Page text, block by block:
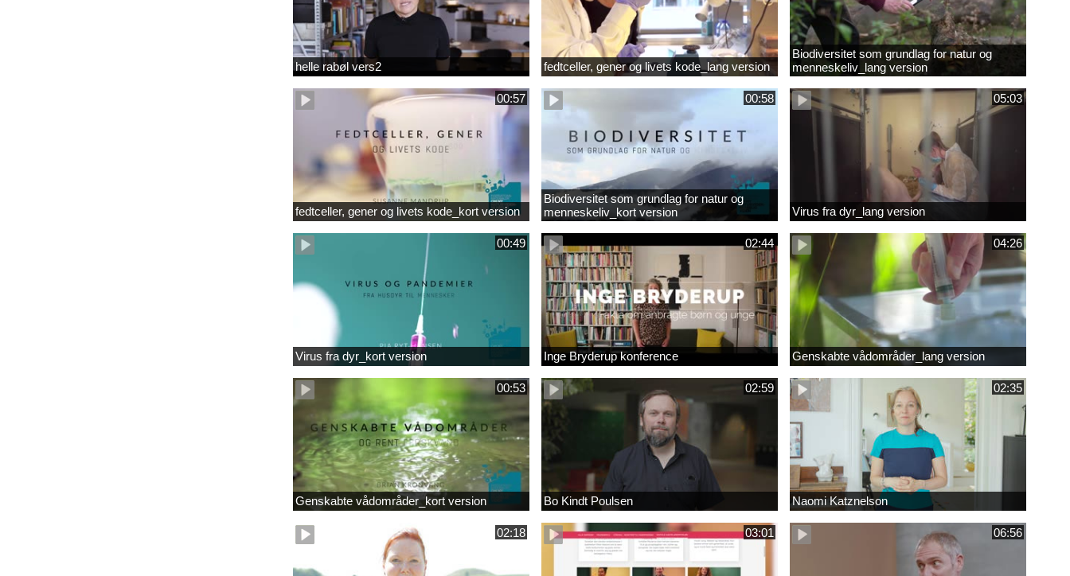
helle rabøl vers2 fedtceller, gener og livets kode_lang version
Biodiversitet som grundlag for natur og
menneskeliv_lang version
00:57
fedtceller, gener og livets kode_kort version
00:58
Biodiversitet som grundlag for natur og
menneskeliv_kort version
05:03
Virus fra dyr_lang version
00:49
Virus fra dyr_kort version
02:44
Inge Bryderup konference
04:26
Genskabte vådområder_lang version
00:53
Genskabte vådområder_kort version
02:59
Bo Kindt Poulsen
02:35
Naomi Katznelson
02:18 03:01 06:56